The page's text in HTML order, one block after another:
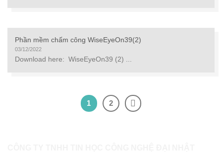
Phần mềm chấm công WiseEyeOn39(2)
03/12/2022
Download here: WiseEyeOn39 (2) ...
1 2